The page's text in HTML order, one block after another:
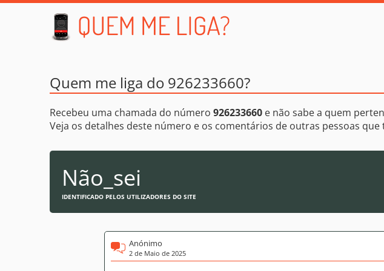
Quem me liga do 926233660?
Recebeu uma chamada do número 926233660 e não sabe a quem
Veja os detalhes deste número e os comentários de outras pessoas
Não_sei
IDENTIFICADO PELOS UTILIZADORES DO SITE
Anónimo
2 de Maio de 2025